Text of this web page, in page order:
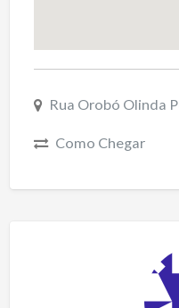
Rua Orobó Olinda
Como Chegar